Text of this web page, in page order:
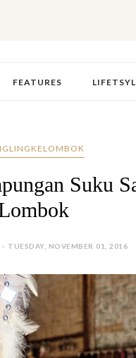
FEATURES
Suku
- TUESDAY, NOVEMBER 01, 2016